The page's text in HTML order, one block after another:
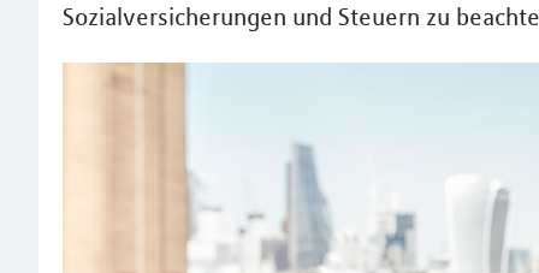
Sozialversicherungen und Steuern zu